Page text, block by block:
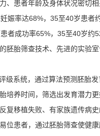
、患者年龄及身体状况密切
娠率达68%，35至40岁患者
者成功率65%，35至40岁约
胚胎筛查技术、先进的实验
级系统，通过算法预测胚胎
培养时间，筛选出发育潜力
复移植失败、有家族遗传病
位患者，通过胚胎筛查使健